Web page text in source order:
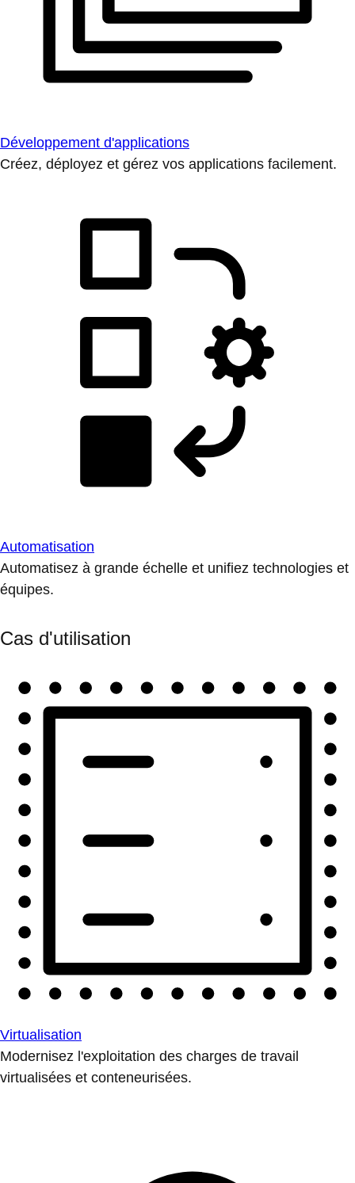
Développement d'applications
Créez, déployez et gérez vos applications facilement.
Automatisation
Automatisez à grande échelle et unifiez technologies et
équipes.
Cas d'utilisation
Virtualisation
Modernisez l'exploitation des charges de travail
virtualisées et conteneurisées.